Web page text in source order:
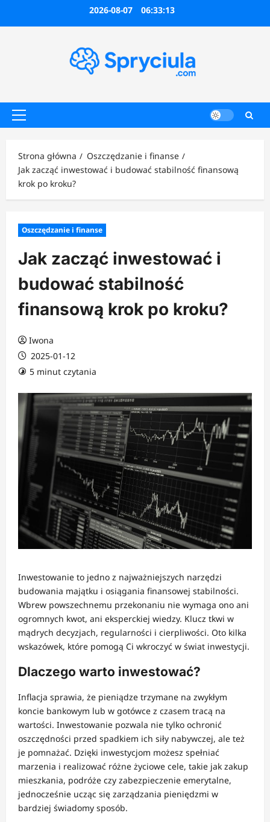
2026-08-07 06:33:14
Menu
Strona główna
Oszczędzanie i finanse
Jak zacząć inwestować i budować stabilność finansową
krok po kroku?
Oszczędzanie i finanse
Jak zacząć inwestować i
budować stabilność
finansową krok po kroku?
Iwona
2025-01-12
5 minut czytania
Inwestowanie to jedno z najważniejszych narzędzi
budowania majątku i osiągania finansowej stabilności.
Wbrew powszechnemu przekonaniu nie wymaga ono ani
ogromnych kwot, ani eksperckiej wiedzy. Klucz tkwi w
mądrych decyzjach, regularności i cierpliwości. Oto kilka
wskazówek, które pomogą Ci wkroczyć w świat inwestycji.
Dlaczego warto inwestować?
Inflacja sprawia, że pieniądze trzymane na zwykłym
koncie bankowym lub w gotówce z czasem tracą na
wartości. Inwestowanie pozwala nie tylko ochronić
oszczędności przed spadkiem ich siły nabywczej, ale też
je pomnażać. Dzięki inwestycjom możesz spełniać
marzenia i realizować różne życiowe cele, takie jak zakup
mieszkania, podróże czy zabezpieczenie emerytalne,
jednocześnie ucząc się zarządzania pieniędzmi w
bardziej świadomy sposób.